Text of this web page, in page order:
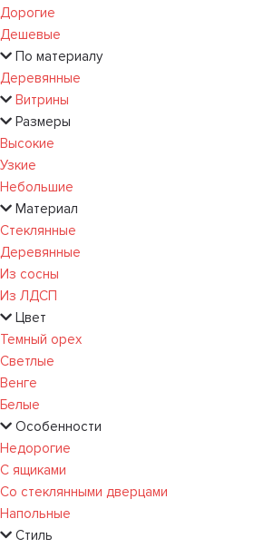
Дорогие
Дешевые
По материалу
Деревянные
Витрины
Размеры
Высокие
Узкие
Небольшие
Материал
Стеклянные
Деревянные
Из сосны
Из ЛДСП
Цвет
Темный орех
Светлые
Венге
Белые
Особенности
Недорогие
С ящиками
Со стеклянными дверцами
Напольные
Стиль